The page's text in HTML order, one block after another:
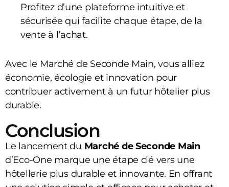
Profitez d’une plateforme intuitive et
sécurisée qui facilite chaque étape, de la
vente à l’achat.
Avec le Marché de Seconde Main, vous alliez
économie, écologie et innovation pour
contribuer activement à un futur hôtelier plus
durable.
Conclusion
Le lancement du Marché de Seconde Main
d’Eco-One marque une étape clé vers une
hôtellerie plus durable et innovante. En offrant